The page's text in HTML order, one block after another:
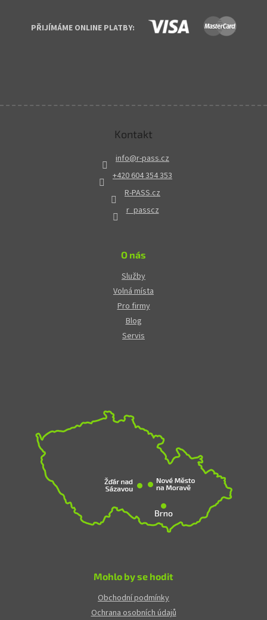
PŘIJÍMÁME ONLINE PLATBY:
Kontakt
info@r-pass.cz
+420 604 354 353
R-PASS.cz
r_passcz
O nás
Služby
Volná místa
Pro firmy
Blog
Servis
Mohlo by se hodit
Obchodní podmínky
Ochrana osobních údajů